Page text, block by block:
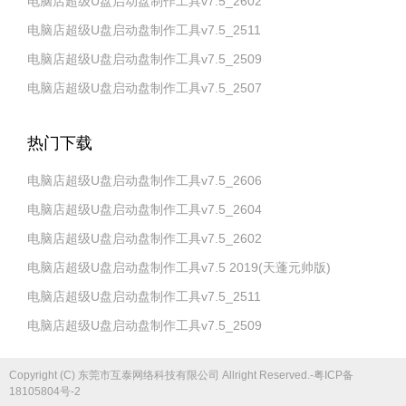
电脑店超级U盘启动盘制作工具v7.5_2511
电脑店超级U盘启动盘制作工具v7.5_2509
电脑店超级U盘启动盘制作工具v7.5_2507
热门下载
电脑店超级U盘启动盘制作工具v7.5_2606
电脑店超级U盘启动盘制作工具v7.5_2604
电脑店超级U盘启动盘制作工具v7.5_2602
电脑店超级U盘启动盘制作工具v7.5 2019(天蓬元帅版)
电脑店超级U盘启动盘制作工具v7.5_2511
电脑店超级U盘启动盘制作工具v7.5_2509
Copyright (C) 东莞市互泰网络科技有限公司 Allright Reserved.-粤ICP备
18105804号-2